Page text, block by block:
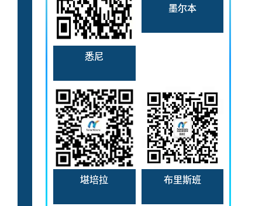
悉尼
墨尔本
堪培拉 布里斯班